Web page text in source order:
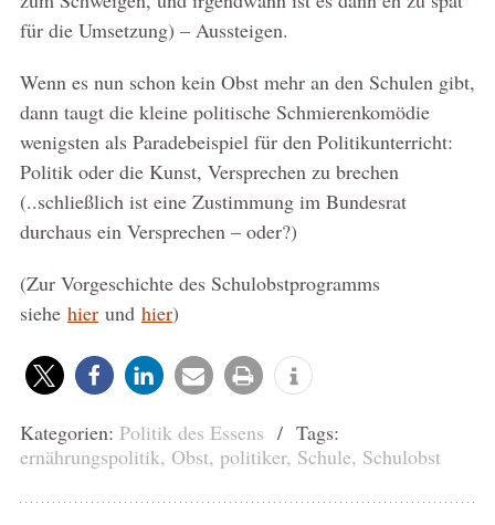
für die Umsetzung) – Aussteigen.
Wenn es nun schon kein Obst mehr an den Schulen gibt,
dann taugt die kleine politische Schmierenkomödie
wenigsten als Paradebeispiel für den Politikunterricht:
Politik oder die Kunst, Versprechen zu brechen
(..schließlich ist eine Zustimmung im Bundesrat
durchaus ein Versprechen – oder?)
(Zur Vorgeschichte des Schulobstprogramms
siehe hierund hier)
Kategorien: Politik des Essens / Tags:
ernährungspolitik, Obst, politiker, Schule, Schulobst